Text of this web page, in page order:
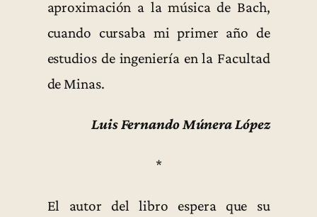
aproximación a la música de Bach,
cuando cursaba mi primer año de
estudios de ingeniería en la Facultad
de Minas.
Luis Fernando Múnera López
*
El autor del libro espera que su